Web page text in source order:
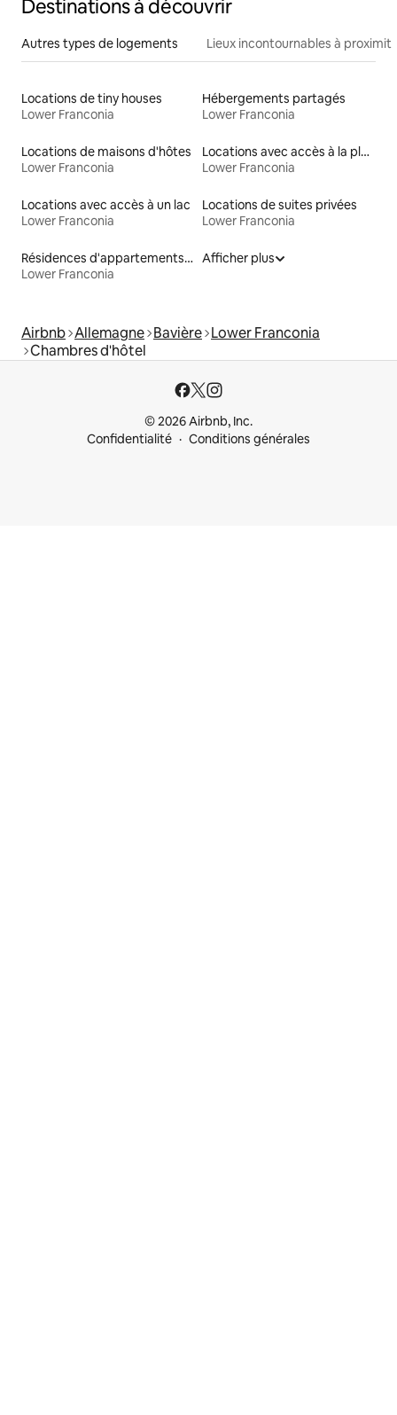
Destinations à découvrir
Autres types de logements Lieux incontournables à
Locations de tiny houses
Lower Franconia
Hébergements partagés
Lower Franconia
Locations de maisons d'hôtes
Lower Franconia
Locations avec accès à la plage
Lower Franconia
Locations avec accès à un lac
Lower Franconia
Locations de suites privées
Lower Franconia
Résidences d'appartements en location
Lower Franconia
Afficher plus
Airbnb Allemagne Bavière Lower Franconia
Chambres d'hôtel
© 2026 Airbnb, Inc.
Confidentialité
Conditions générales